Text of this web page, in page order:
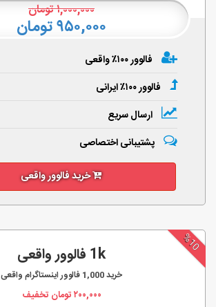
۱,۰۰۰,۰۰۰تومان
۹۵۰,۰۰۰ تومان
فالوور ۱۰۰٪ واقعی
فالوور ۱۰۰٪ ایرانی
ارسال سریع
پشتیبانی اختصاصی
خرید فالوور واقعی
%10
1k فالوور واقعی
خرید1,000 فالوور اینستاگرام واقعی
۲۰۰,۰۰۰تومان تخفیف